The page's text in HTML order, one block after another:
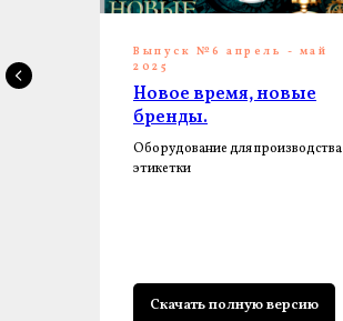
Выпуск №6 апрель - май
2025
Новое время, новые
бренды.
Оборудование для производства
этикетки
Скачать полную версию